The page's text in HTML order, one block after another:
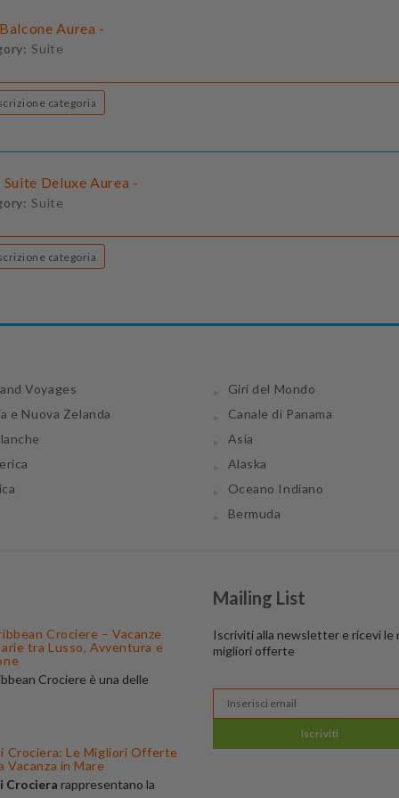
Aurea -
Suite
Descrizione categoria
Suite Deluxe Aurea -
Suite
Descrizione categoria
Voyages
e Nuova Zelanda
Giri del Mondo
Canale di Panama
Asia
Alaska
Oceano Indiano
Bermuda
Crociere – Vacanze
tra Lusso, Avventura e
Crociere è una delle
le
Royal Caribbean
il Mediterraneo, Caraibi,
Crociera: Le Migliori Offerte
Vacanza in Mare
Crociera rappresentano la
Mailing List
Iscriviti alla newsletter e ricevi le
migliori offerte
Iscriviti